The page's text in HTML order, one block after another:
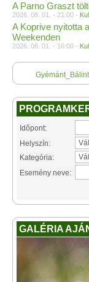
A Parno Graszt
2026. 08. 01. - 21:00 -
A Koprive nyitotta
Weekenden
2026. 08. 01. - 16:00 -
Gyémánt_Bálint
Időpont:
Helyszín:
Kategória:
Esemény neve:
GALÉRIA